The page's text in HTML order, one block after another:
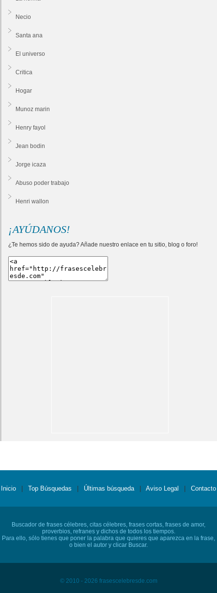
Necio
Santa ana
El universo
Critica
Hogar
Munoz marin
Henry fayol
Jean bodin
Jorge icaza
Abuso poder trabajo
Henri wallon
¡AYÚDANOS!
¿Te hemos sido de ayuda? Añade nuestro enlace en tu sitio, blog o foro!
Inicio Top Búsquedas Últimas búsqueda Aviso Legal Contacto
Buscador de frases célebres, citas célebres, frases cortas, frases de amor,
proverbios, refranes y dichos de todos los tiempos.
Para ello, sólo tienes que poner la palabra que quieres que aparezca en la frase,
o bien el autor y clicar Buscar.
© 2010 - 2026 frasescelebresde.com